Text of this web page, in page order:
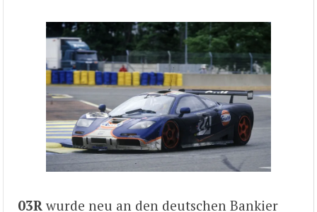
03R wurde neu an den deutschen Bankier